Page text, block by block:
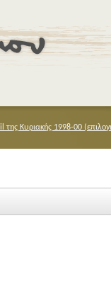
της Κυριακής 1998-00